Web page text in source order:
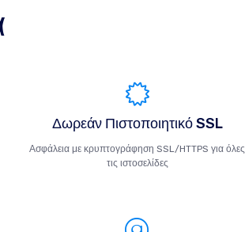
Δωρεάν Πιστοποιητικό SSL
Ασφάλεια με κρυπτογράφηση SSL/HTTPS για όλες
τις ιστοσελίδες